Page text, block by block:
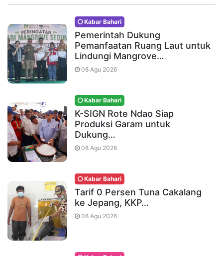
Kabar Bahari
Pemerintah Dukung
Pemanfaatan Ruang Laut untuk
Lindungi Mangrove…
08 Agu 2026
Kabar Bahari
K-SIGN Rote Ndao Siap
Produksi Garam untuk
Dukung…
08 Agu 2026
Kabar Bahari
Tarif 0 Persen Tuna Cakalang
ke Jepang, KKP…
08 Agu 2026